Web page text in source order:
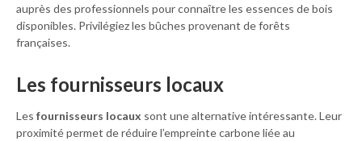
auprès des professionnels pour connaître les essences de bois
disponibles. Privilégiez les bûches provenant de forêts
françaises.
Les fournisseurs locaux
Les fournisseurs locaux sont une alternative intéressante. Leur
proximité permet de réduire l’empreinte carbone liée au